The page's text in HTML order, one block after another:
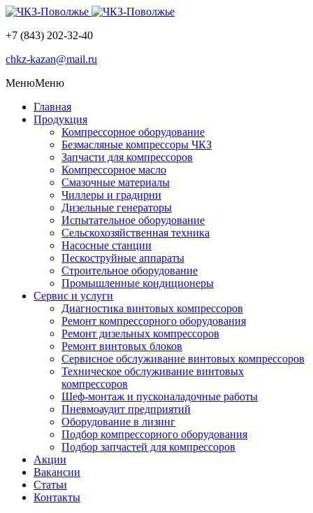
+7 (843) 202-32-40
chkz-kazan@mail.ru
МенюМеню
Главная
Продукция
Компрессорное оборудование
Безмасляные компрессоры ЧКЗ
Запчасти для компрессоров
Компрессорное масло
Смазочные материалы
Чиллеры и градирни
Дизельные генераторы
Испытательное оборудование
Сельскохозяйственная техника
Насосные станции
Пескоструйные аппараты
Строительное оборудование
Промышленные кондиционеры
Сервис и услуги
Диагностика винтовых компрессоров
Ремонт компрессорного оборудования
Ремонт дизельных компрессоров
Ремонт винтовых блоков
Сервисное обслуживание винтовых компрессоров
Техническое обслуживание винтовых
компрессоров
Шеф-монтаж и пусконаладочные работы
Пневмоаудит предприятий
Оборудование в лизинг
Подбор компрессорного оборудования
Подбор запчастей для компрессоров
Акции
Вакансии
Статьи
Контакты